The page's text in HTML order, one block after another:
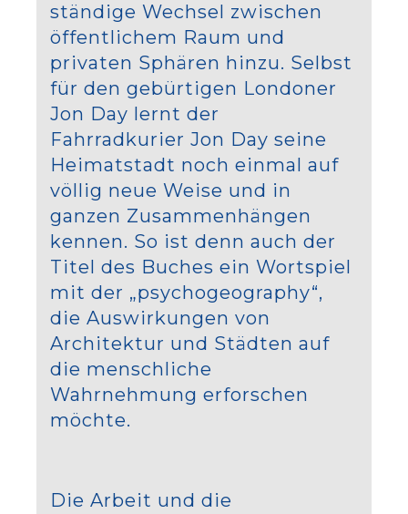
ständige Wechsel zwischen
öffentlichem Raum und
privaten Sphären hinzu. Selbst
für den gebürtigen Londoner
Jon Day lernt der
Fahrradkurier Jon Day seine
Heimatstadt noch einmal auf
völlig neue Weise und in
ganzen Zusammenhängen
kennen. So ist denn auch der
Titel des Buches ein Wortspiel
mit der „psychogeography“,
die Auswirkungen von
Architektur und Städten auf
die menschliche
Wahrnehmung erforschen
möchte.
Die Arbeit und die